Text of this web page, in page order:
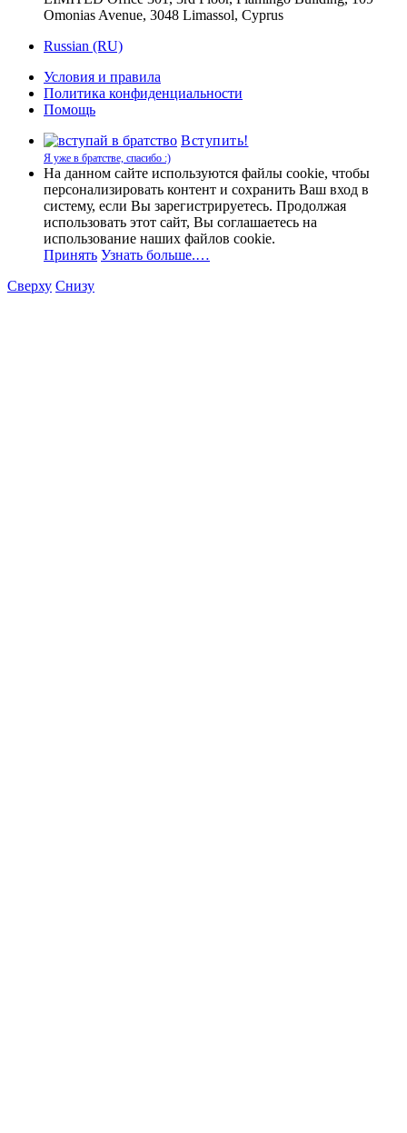
Omonias Avenue, 3048 Limassol, Cyprus
Russian (RU)
Условия и правила
Политика конфиденциальности
Помощь
Вступить!
Я уже в братстве, спасибо :)
На данном сайте используются файлы cookie, чтобы
персонализировать контент и сохранить Ваш вход в
систему, если Вы зарегистрируетесь. Продолжая
использовать этот сайт, Вы соглашаетесь на
использование наших файлов cookie.
Принять Узнать больше.…
Сверху Снизу